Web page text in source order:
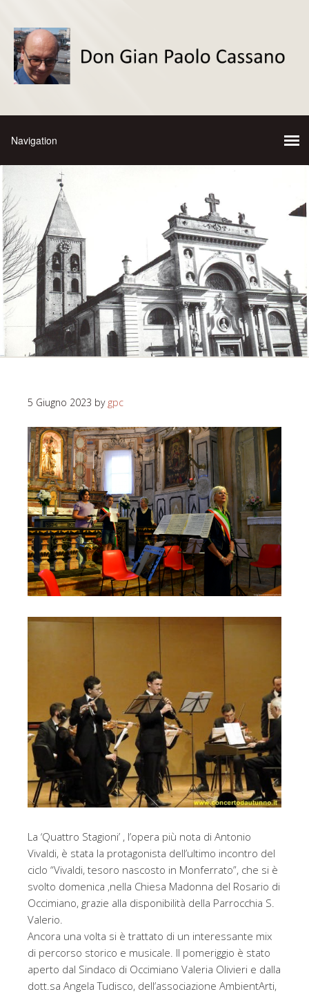
5 Giugno 2023 by gpc
La ‘Quattro Stagioni’ , l’opera più nota di Antonio
Vivaldi, è stata la protagonista dell’ultimo incontro del
ciclo “Vivaldi, tesoro nascosto in Monferrato”, che si è
svolto domenica ,nella Chiesa Madonna del Rosario di
Occimiano, grazie alla disponibilità della Parrocchia S.
Valerio.
Ancora una volta si è trattato di un interessante mix
di percorso storico e musicale. Il pomeriggio è stato
aperto dal Sindaco di Occimiano Valeria Olivieri e dalla
dott.sa Angela Tudisco, dell’associazione AmbientArti,